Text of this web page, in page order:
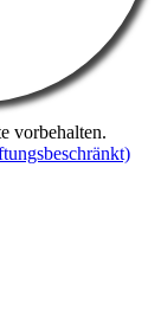
vorbehalten.